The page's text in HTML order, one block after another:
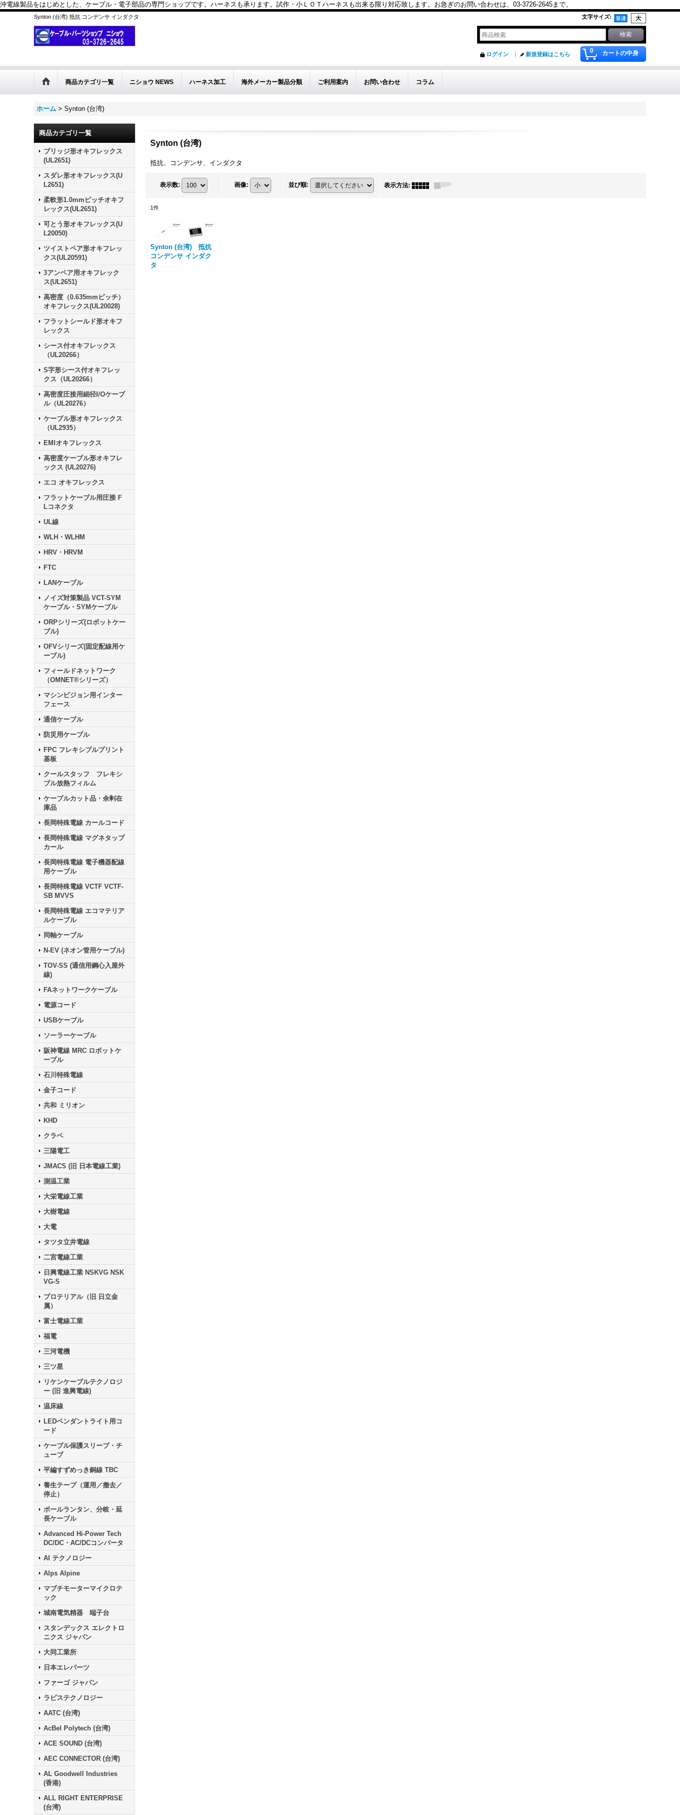
沖電線製品をはじめとした、ケーブル・電子部品の専門ショップです。ハーネスも承ります。試作・小ＬＯＴハーネスも出来る限り対応致します。お急ぎのお問い合わせは、03-3726-2645まで。
Synton (台湾) 抵抗 コンデンサ インダクタ 文字サイズ:
0 カートの中身
ログイン 新規登録はこちら
商品カテゴリ一覧 ニショウ NEWS ハーネス加工 海外メーカー製品分類 ご利用案内 お問い合わせ コラム
ホーム > Synton (台湾)
商品カテゴリ一覧
ブリッジ形オキフレックス
(UL2651)
スダレ形オキフレックス(U
L2651)
柔軟形1.0mmピッチオキフ
レックス(UL2651)
可とう形オキフレックス(U
L20050)
ツイストペア形オキフレッ
クス(UL20591)
3アンペア用オキフレック
ス(UL2651)
高密度（0.635mmピッチ）
オキフレックス(UL20028)
フラットシールド形オキフ
レックス
シース付オキフレックス
（UL20266）
S字形シース付オキフレッ
クス（UL20266）
高密度圧接用細径I/Oケーブ
ル（UL20276）
ケーブル形オキフレックス
（UL2935）
EMIオキフレックス
高密度ケーブル形オキフレ
ックス (UL20276)
エコ オキフレックス
フラットケーブル用圧接 F
Lコネクタ
UL線
WLH・WLHM
HRV・HRVM
FTC
LANケーブル
ノイズ対策製品 VCT-SYM
ケーブル・SYMケーブル
ORPシリーズ(ロボットケー
ブル)
OFVシリーズ(固定配線用ケ
ーブル)
フィールドネットワーク
（OMNET®シリーズ）
マシンビジョン用インター
フェース
通信ケーブル
防災用ケーブル
FPC フレキシブルプリント
基板
クールスタッフ フレキシ
ブル放熱フィルム
ケーブルカット品・余剰在
庫品
長岡特殊電線 カールコード
長岡特殊電線 マグネタップ
カール
長岡特殊電線 電子機器配線
用ケーブル
長岡特殊電線 VCTF VCTF-
SB MVVS
長岡特殊電線 エコマテリア
ルケーブル
同軸ケーブル
N-EV (ネオン管用ケーブル)
TOV-SS (通信用鋼心入屋外
線)
FAネットワークケーブル
電源コード
USBケーブル
ソーラーケーブル
阪神電線 MRC ロボットケ
ーブル
石川特殊電線
金子コード
共和 ミリオン
KHD
クラベ
三陽電工
JMACS (旧 日本電線工業)
測温工業
大栄電線工業
大樹電線
大電
タツタ立井電線
二宮電線工業
日興電線工業 NSKVG NSK
VG-S
プロテリアル（旧 日立金
属）
富士電線工業
福電
三河電機
三ツ星
リケンケーブルテクノロジ
ー (旧 進興電線)
温床線
LEDペンダントライト用コ
ード
ケーブル保護スリーブ・チ
ューブ
平編すずめっき銅線 TBC
養生テープ（運用／撤去／
停止）
ポールランタン、分岐・延
長ケーブル
Advanced Hi-Power Tech
DC/DC・AC/DCコンバータ
AI テクノロジー
Alps Alpine
マブチモーターマイクロテ
ック
城南電気精器 端子台
スタンデックス エレクトロ
ニクス ジャパン
大同工業所
日本エレパーツ
ファーゴ ジャパン
ラピステクノロジー
AATC (台湾)
AcBel Polytech (台湾)
ACE SOUND (台湾)
AEC CONNECTOR (台湾)
AL Goodwell Industries
(香港)
ALL RIGHT ENTERPRISE
(台湾)
Synton (台湾)
抵抗、コンデンサ、インダクタ
表示数: 画像: 並び順: 表示方法:
1件
Synton (台湾) 抵抗
コンデンサ インダク
タ